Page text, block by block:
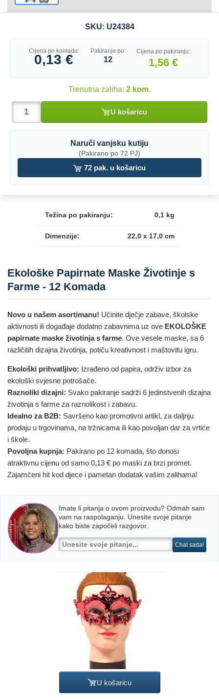
SKU: U24384
Cijena po komadu:
0,13 €
Pakiranje po:
12
Cijena po pakiranju:
1,56 €
Trenutna zaliha: 2 kom.
U košaricu
Naruči vanjsku kutiju
(Pakirano po 72 PJ)
72 pak. u košaricu
Težina po pakiranju: 0,1 kg
Dimenzije: 22,0 x 17,0 cm
Ekološke Papirnate Maske Životinje s
Farme - 12 Komada
Novo u našem asortimanu! Učinite dječje zabave, školske
aktivnosti ili događaje dodatno zabavnima uz ove EKOLOŠKE
papirnate maske životinja s farme. Ove vesele maske, sa 6
različitih dizajna životinja, potiču kreativnost i maštovitu igru.
Ekološki prihvatljivo: Izrađeno od papira, održiv izbor za
ekološki svjesne potrošače.
Raznoliki dizajni: Svako pakiranje sadrži 6 jedinstvenih dizajna
životinja s farme za raznolikost i zabavu.
Idealno za B2B: Savršeno kao promotivni artikl, za daljnju
prodaju u trgovinama, na tržnicama ili kao povoljan dar za vrtiće
i škole.
Povoljna kupnja: Pakirano po 12 komada, što donosi
atraktivnu cijenu od samo 0,13 € po maski za brzi promet.
Zajamčeni hit kod djece i pametan dodatak vašim zalihama!
Imate li pitanja o ovom proizvodu? Odmah sam
vam na raspolaganju. Unesite svoje pitanje
kako biste započeli razgovor.
Chat sada!
U košaricu